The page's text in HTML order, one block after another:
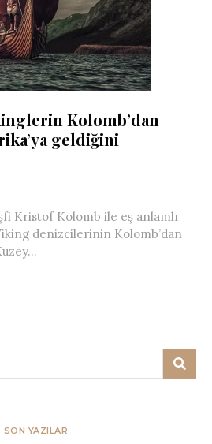
Kolomb’dan
geldiğini
Kristof Kolomb ile eş anlamlı
denizcilerinin Kolomb’dan
SON YAZILAR